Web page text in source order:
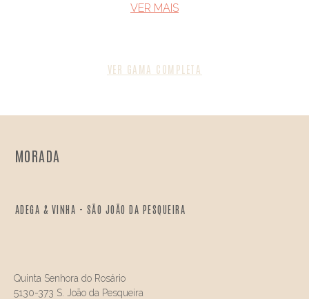
VER MAIS​
VER GAMA COMPLETA
MORADA
ADEGA & VINHA - SÃO JOÃO DA PESQUEIRA
Quinta Senhora do Rosário
5130-373 S. João da Pesqueira